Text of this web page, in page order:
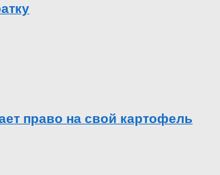
право на свой картофель